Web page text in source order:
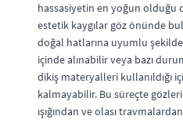
hassasiyetin en yoğun olduğu
estetik kaygılar göz önünde
doğal hatlarına uyumlu
içinde alınabilir veya bazı
dikiş materyalleri kullanıldığı
kalmayabilir. Bu süreçte
ışığından ve olası